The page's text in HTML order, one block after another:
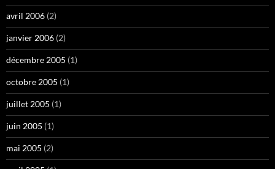
avril 2006 (2)
janvier 2006 (2)
décembre 2005 (1)
octobre 2005 (1)
juillet 2005 (1)
juin 2005 (1)
mai 2005 (2)